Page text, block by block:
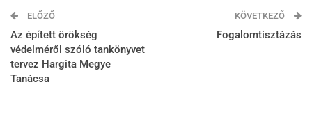
ELŐZŐ
Az épített örökség
védelméről szóló tankönyvet
tervez Hargita Megye
Tanácsa
KÖVETKEZŐ
Fogalomtisztázás